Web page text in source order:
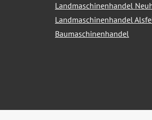
Landmaschinenhandel
Landmaschinenhandel
Baumaschinenhandel